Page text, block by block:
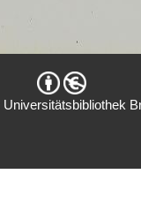
Universitätsbibliothek